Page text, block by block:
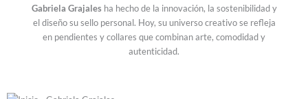
Gabriela Grajales ha hecho de la innovación, la sostenibilidad y
el diseño su sello personal. Hoy, su universo creativo se refleja
en pendientes y collares que combinan arte, comodidad y
autenticidad.